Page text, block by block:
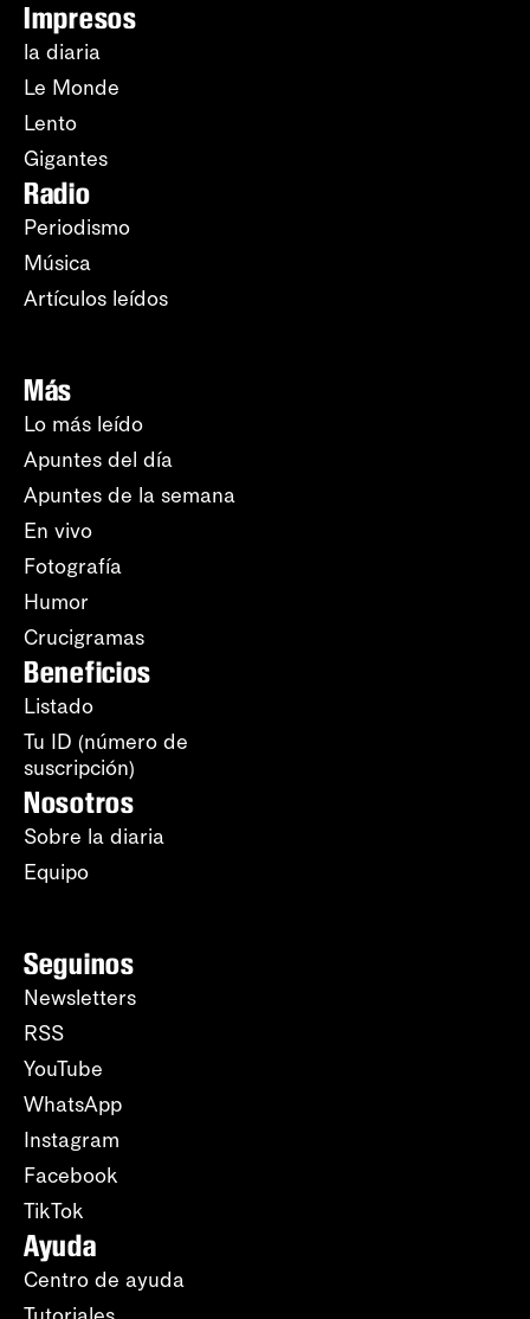
Impresos
la diaria
Le Monde
Lento
Gigantes
Radio
Periodismo
Música
Artículos leídos
Más
Lo más leído
Apuntes del día
Apuntes de la semana
En vivo
Fotografía
Humor
Crucigramas
Beneficios
Listado
Tu ID (número de
suscripción)
Nosotros
Sobre la diaria
Equipo
Seguinos
Newsletters
RSS
YouTube
WhatsApp
Instagram
Facebook
TikTok
Ayuda
Centro de ayuda